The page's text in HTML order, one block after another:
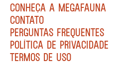
CONHEÇA A MEGAFAUNA
CONTATO
PERGUNTAS FREQUENTES
POLÍTICA DE PRIVACIDADE
TERMOS DE USO